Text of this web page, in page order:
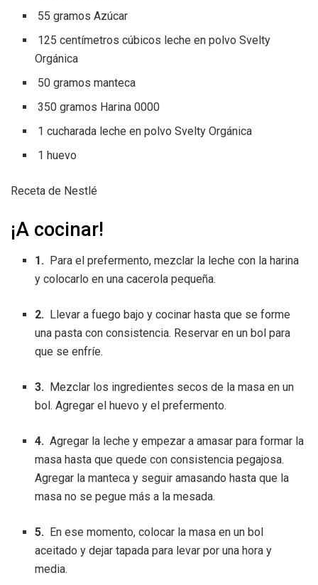
55 gramos Azúcar
125 centímetros cúbicos leche en polvo Svelty
Orgánica
50 gramos manteca
350 gramos Harina 0000
1 cucharada leche en polvo Svelty Orgánica
1 huevo
Receta de Nestlé
¡A cocinar!
1. Para el prefermento, mezclar la leche con la harina
y colocarlo en una cacerola pequeña.
2. Llevar a fuego bajo y cocinar hasta que se forme
una pasta con consistencia. Reservar en un bol para
que se enfríe.
3. Mezclar los ingredientes secos de la masa en un
bol. Agregar el huevo y el prefermento.
4. Agregar la leche y empezar a amasar para formar la
masa hasta que quede con consistencia pegajosa.
Agregar la manteca y seguir amasando hasta que la
masa no se pegue más a la mesada.
5. En ese momento, colocar la masa en un bol
aceitado y dejar tapada para levar por una hora y
media.